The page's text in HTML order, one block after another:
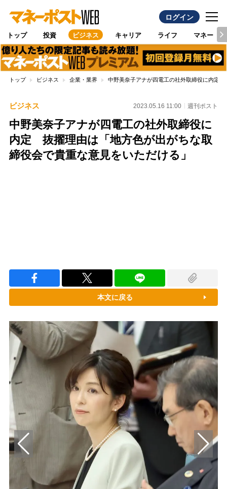
ログイン
トップ 投資 ビジネス キャリア ライフ マネー
トップ ビジネス 企業・業界 中野美奈子アナが四電工の社外取締役に内定
ビジネス 2023.05.16 11:00 週刊ポスト
中野美奈子アナが四電工の社外取締役に
内定 抜擢理由は「地方色が出がちな取
締役会で貴重な意見をいただける」
本文に戻る